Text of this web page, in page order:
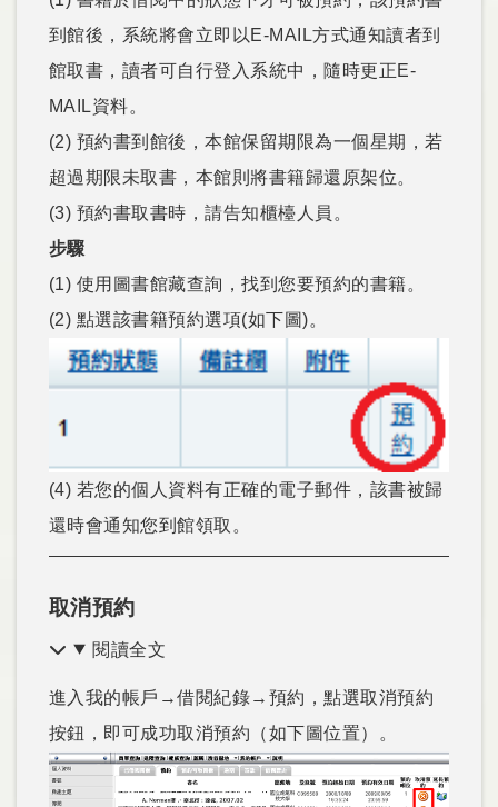
到館後，系統將會立即以E-MAIL方式通知讀者到
館取書，讀者可自行登入系統中，隨時更正E-
MAIL資料。
(2) 預約書到館後，本館保留期限為一個星期，若
超過期限未取書，本館則將書籍歸還原架位。
(3) 預約書取書時，請告知櫃檯人員。
步驟
(1) 使用圖書館藏查詢，找到您要預約的書籍。
(2) 點選該書籍預約選項(如下圖)。
(4) 若您的個人資料有正確的電子郵件，該書被歸
還時會通知您到館領取。
取消預約
閱讀全文
進入我的帳戶→借閱紀錄→預約，點選取消預約
按鈕，即可成功取消預約（如下圖位置）。